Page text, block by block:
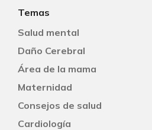
Temas
Salud mental
Daño Cerebral
Área de la mama
Maternidad
Consejos de salud
Cardiología